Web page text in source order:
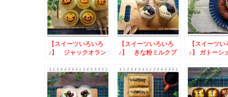
【スイーツいろいろ
♪】 ジャックオラン
【スイーツいろいろ
♪】 きな粉ミルクプ
【スイーツ
♪】 ガトーシ